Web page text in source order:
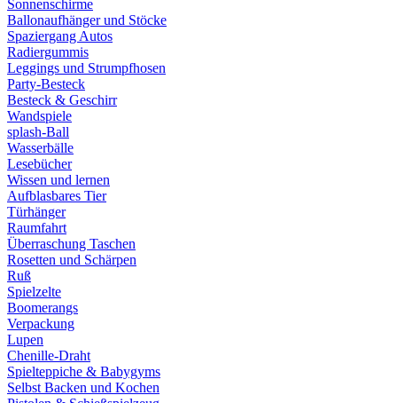
Sonnenschirme
Ballonaufhänger und Stöcke
Spaziergang Autos
Radiergummis
Leggings und Strumpfhosen
Party-Besteck
Besteck & Geschirr
Wandspiele
splash-Ball
Wasserbälle
Lesebücher
Wissen und lernen
Aufblasbares Tier
Türhänger
Raumfahrt
Überraschung Taschen
Rosetten und Schärpen
Ruß
Spielzelte
Boomerangs
Verpackung
Lupen
Chenille-Draht
Spielteppiche & Babygyms
Selbst Backen und Kochen